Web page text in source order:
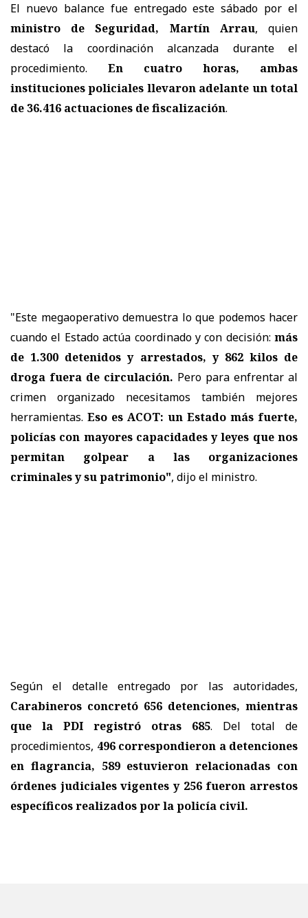
El nuevo balance fue entregado este sábado por el
ministro de Seguridad, Martín Arrau, quien
destacó la coordinación alcanzada durante el
procedimiento. En cuatro horas, ambas
instituciones policiales llevaron adelante un total
de 36.416 actuaciones de fiscalización.
"Este megaoperativo demuestra lo que podemos hacer
cuando el Estado actúa coordinado y con decisión: más
de 1.300 detenidos y arrestados, y 862 kilos de
droga fuera de circulación. Pero para enfrentar al
crimen organizado necesitamos también mejores
herramientas. Eso es ACOT: un Estado más fuerte,
policías con mayores capacidades y leyes que nos
permitan golpear a las organizaciones
criminales y su patrimonio", dijo el ministro.
Según el detalle entregado por las autoridades,
Carabineros concretó 656 detenciones, mientras
que la PDI registró otras 685. Del total de
procedimientos, 496 correspondieron a detenciones
en flagrancia, 589 estuvieron relacionadas con
órdenes judiciales vigentes y 256 fueron arrestos
específicos realizados por la policía civil.